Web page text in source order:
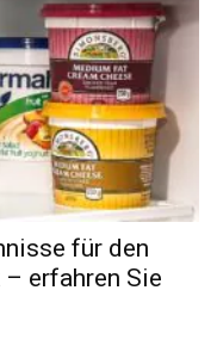
für den
erfahren Sie